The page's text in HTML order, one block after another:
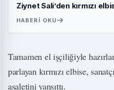
Ziynet Sali’den kırmızı
HABERI OKU
Tamamen el işçiliğiyle
parlayan kırmızı elbise,
asaletini yansıttı.